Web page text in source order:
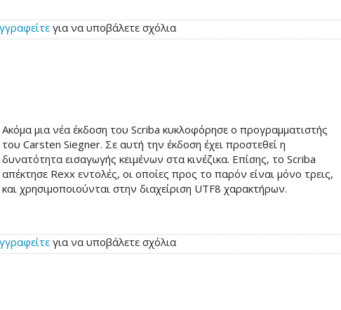
για να υποβάλετε σχόλια
Ακόμα μια νέα έκδοση του Scriba κυκλοφόρησε ο προγραμματιστής
του Carsten Siegner. Σε αυτή την έκδοση έχει προστεθεί η
δυνατότητα εισαγωγής κειμένων στα κινέζικα. Επίσης, το Scriba
απέκτησε Rexx εντολές, οι οποίες προς το παρόν είναι μόνο τρεις,
και χρησιμοποιούνται στην διαχείριση UTF8 χαρακτήρων.
για να υποβάλετε σχόλια